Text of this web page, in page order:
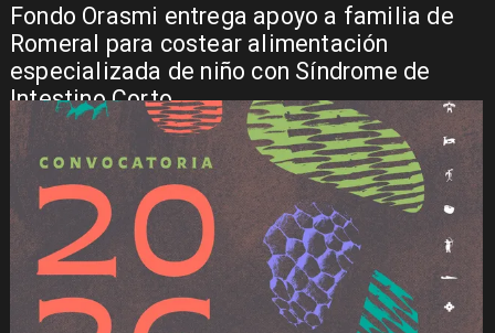
Fondo Orasmi entrega apoyo a familia de
Romeral para costear alimentación
especializada de niño con Síndrome de
Intestino Corto